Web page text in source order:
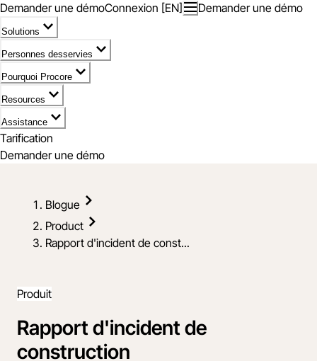
Demander une démoConnexion [EN] Demander une démo
Solutions
Personnes desservies
Pourquoi Procore
Resources
Assistance
Tarification
Demander une démo
Blogue
Product
Rapport d'incident de const...
Produit
Rapport d'incident de
construction